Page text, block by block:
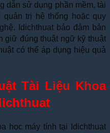
dẫn sử dụng phần mềm, tài
quản trị hệ thống hoặc quy
Idichthuat bảo đảm bản
giữ đúng thuật ngữ kỹ thuật
có thể áp dụng hiệu quả
Tài Liệu Khoa
học máy tính tại Idichthuat